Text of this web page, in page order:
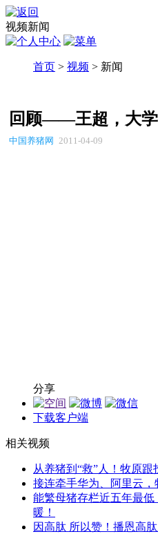
视频新闻
首页 > 视频 > 新闻
回顾——王超，大
中国养猪网 2011-04-09
分享
下载客户端
相关视频
从养猪到“救”人！牧原跟
接连牵手华为、阿里云，
能繁母猪存栏近五年最
暖！
因高肽 所以赞！播恩高